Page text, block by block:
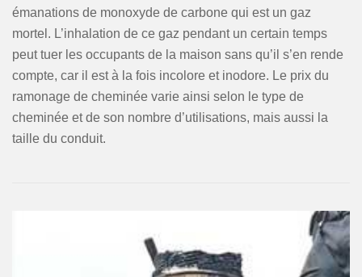
émanations de monoxyde de carbone qui est un gaz
mortel. L’inhalation de ce gaz pendant un certain temps
peut tuer les occupants de la maison sans qu’il s’en rende
compte, car il est à la fois incolore et inodore. Le prix du
ramonage de cheminée varie ainsi selon le type de
cheminée et de son nombre d’utilisations, mais aussi la
taille du conduit.